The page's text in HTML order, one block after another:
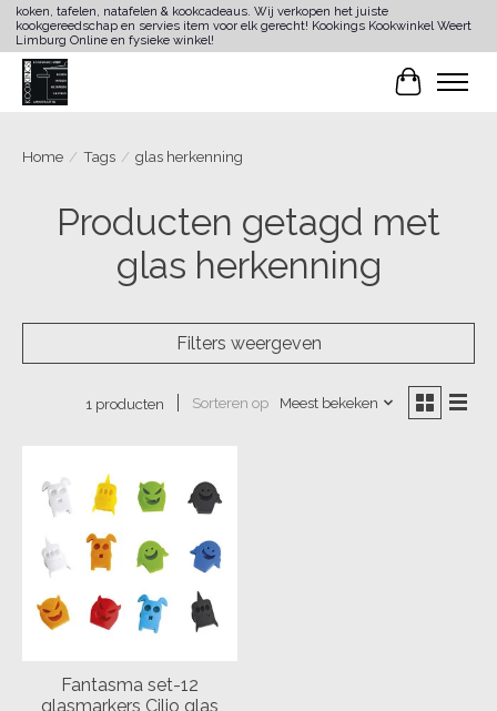
koken, tafelen, natafelen & kookcadeaus. Wij verkopen het juiste
kookgereedschap en servies item voor elk gerecht! Kookings Kookwinkel Weert
Limburg Online en fysieke winkel!
Home / Tags / glas herkenning
Producten getagd met
glas herkenning
Filters weergeven
1 producten Sorteren op Meest bekeken
Fantasma set-12
glasmarkers Cilio glas